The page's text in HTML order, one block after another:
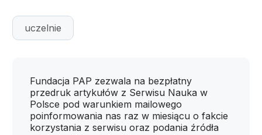
uczelnie
Fundacja PAP zezwala na bezpłatny
przedruk artykułów z Serwisu Nauka w
Polsce pod warunkiem mailowego
poinformowania nas raz w miesiącu o fakcie
korzystania z serwisu oraz podania źródła